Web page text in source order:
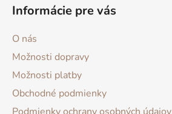
Informácie pre vás
O nás
Možnosti dopravy
Možnosti platby
Obchodné podmienky